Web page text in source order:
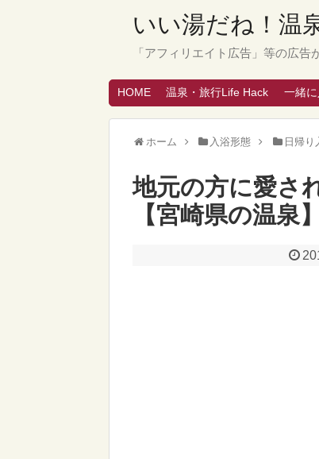
いい湯だね！温
「アフィリエイト広告」等の広
HOME 温泉・旅行Life Hack 一緒に
ホーム 入浴形態 日帰り
地元の方に愛さ
【宮崎県の温泉】